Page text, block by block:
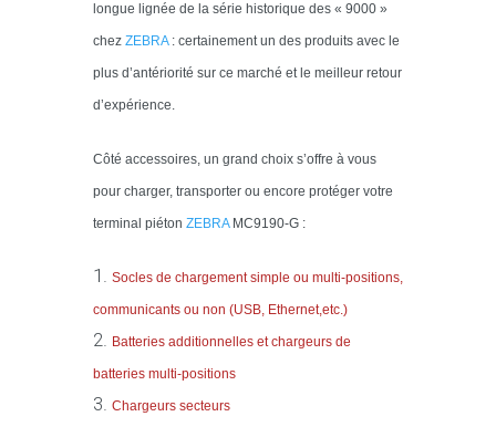
longue lignée de la série historique des « 9000 »
chez ZEBRA: certainement un des produits avec le
plus d’antériorité sur ce marché et le meilleur retour
d’expérience.
Côté accessoires, un grand choix s’offre à vous
pour charger, transporter ou encore protéger votre
terminal piéton ZEBRAMC9190-G :
Socles de chargement simple ou multi-positions,
communicants ou non (USB, Ethernet,etc.)
Batteries additionnelles et chargeurs de
batteries multi-positions
Chargeurs secteurs